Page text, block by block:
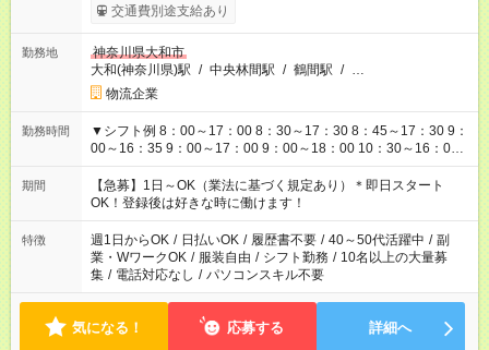
交通費別途支給あり
勤務地
神奈川県大和市
大和(神奈川県)駅 / 中央林間駅 / 鶴間駅 / …
物流企業
勤務時間
▼シフト例 8：00～17：00 8：30～17：30 8：45～17：30 9：
00～16：35 9：00～17：00 9：00～18：00 10：30～16：00
10：30～18：00 11：00～20：00 13：00～20：00 20：00～
29：00 上記以外にもシフトパターンあり！ ご都合に合わせてお
仕事可能です！
期間
【急募】1日～OK（業法に基づく規定あり）＊即日スタート
OK！登録後は好きな時に働けます！
特徴 週1日からOK / 日払いOK / 履歴書不要 / 40～50代活躍中 / 副
業・WワークOK / 服装自由 / シフト勤務 / 10名以上の大量募
集 / 電話対応なし / パソコンスキル不要
気になる！ 応募する 詳細へ